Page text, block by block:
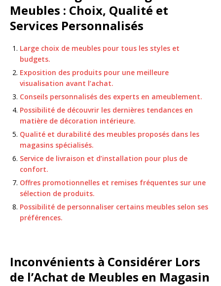
Meubles : Choix, Qualité et
Services Personnalisés
Large choix de meubles pour tous les styles et
budgets.
Exposition des produits pour une meilleure
visualisation avant l’achat.
Conseils personnalisés des experts en ameublement.
Possibilité de découvrir les dernières tendances en
matière de décoration intérieure.
Qualité et durabilité des meubles proposés dans les
magasins spécialisés.
Service de livraison et d’installation pour plus de
confort.
Offres promotionnelles et remises fréquentes sur une
sélection de produits.
Possibilité de personnaliser certains meubles selon ses
préférences.
Inconvénients à Considérer Lors
de l’Achat de Meubles en Magasin